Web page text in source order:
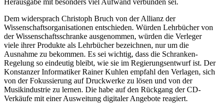
Dem widersprach Christoph Bruch von der Allianz der
Wissenschaftsorganisationen entschieden. Würden Lehrbücher von
der Wissenschaftsschranke ausgenommen, würden die Verleger
viele ihrer Produkte als Lehrbücher bezeichnen, nur um die
Ausnahme zu bekommen. Es sei wichtig, dass die Schranken-
Regelung so eindeutig bleibt, wie sie im Regierungsentwurf ist. Der
Konstanzer Informatiker Rainer Kuhlen empfahl den Verlagen, sich
von der Fokussierung auf Druckwerke zu lösen und von der
Musikindustrie zu lernen. Die habe auf den Rückgang der CD-
Verkäufe mit einer Ausweitung digitaler Angebote reagiert.